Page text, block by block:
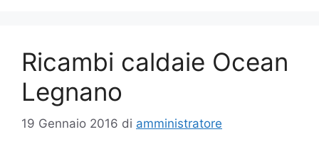
Ricambi caldaie Ocean
Legnano
19 Gennaio 2016 di amministratore